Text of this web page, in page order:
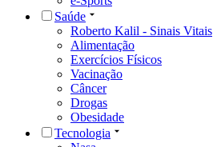
Saúde
Roberto Kalil - Sinais Vitais
Alimentação
Exercícios Físicos
Vacinação
Câncer
Drogas
Obesidade
Tecnologia